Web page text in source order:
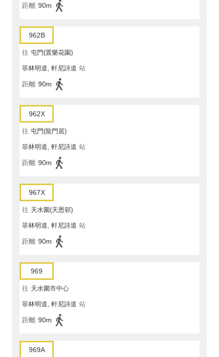
距離 90m
962B
往 屯門(置樂花園)
菲林明道, 軒尼詩道 站
距離 90m
962X
往 屯門(龍門居)
菲林明道, 軒尼詩道 站
距離 90m
967X
往 天水圍(天恩邨)
菲林明道, 軒尼詩道 站
距離 90m
969
往 天水圍市中心
菲林明道, 軒尼詩道 站
距離 90m
969A